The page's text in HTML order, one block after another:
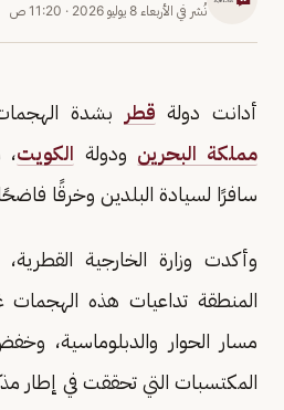
نُشر في الأربعاء 8 يوليو 2026 · 11:20 ص
أدانت دولة قطر
بشدة الهجمات
مملكة البحرين ودولة الكويت،
سافرًا لسيادة البلدين وخرقًا فاضحًا
وأكدت وزارة الخارجية
المنطقة تداعيات هذه الهجمات
مسار الحوار والدبلوماسية،
المكتسبات التي تحققت في إطار